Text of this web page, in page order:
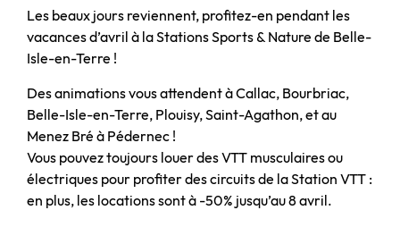
Les beaux jours reviennent, profitez-en pendant les
vacances d’avril à la Stations Sports & Nature de Belle-
Isle-en-Terre !
Des animations vous attendent à Callac, Bourbriac,
Belle-Isle-en-Terre, Plouisy, Saint-Agathon, et au
Menez Bré à Pédernec !
Vous pouvez toujours louer des VTT musculaires ou
électriques pour profiter des circuits de la Station VTT :
en plus, les locations sont à -50% jusqu’au 8 avril.